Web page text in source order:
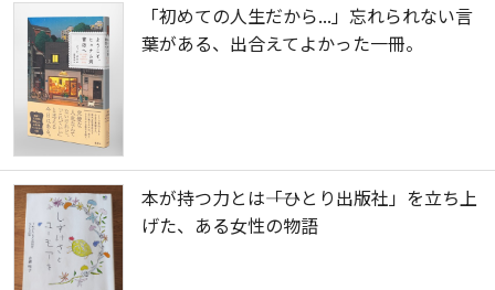
「初めての人生だから...」忘れられない言
葉がある、出合えてよかった一冊。
本が持つ力とは――「ひとり出版社」を立ち上
げた、ある女性の物語